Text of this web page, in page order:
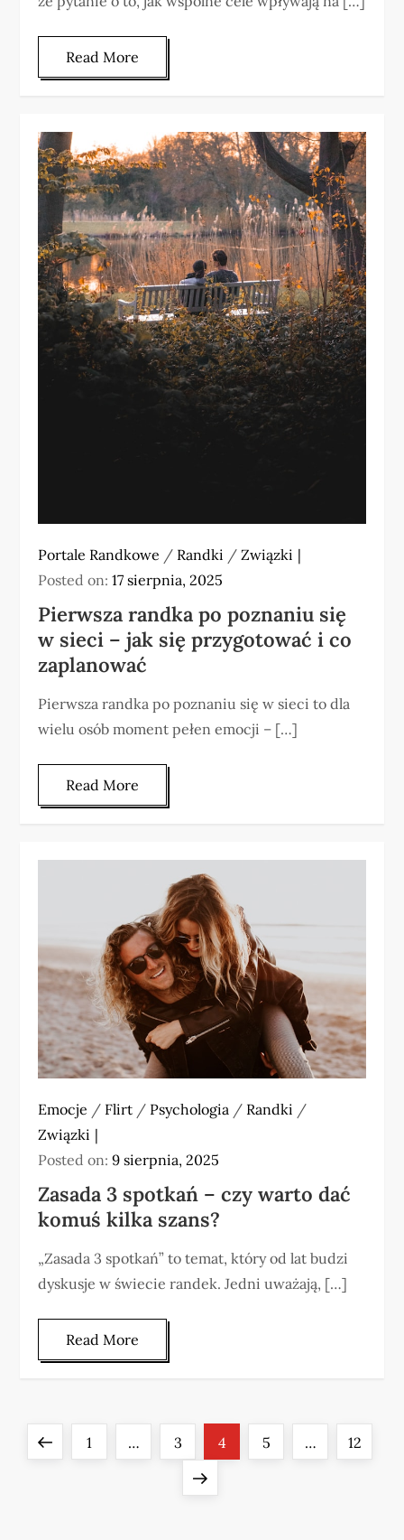
Read More
Portale Randkowe / Randki /Związki
Posted on:17 sierpnia, 2025
Pierwsza randka po poznaniu się
w sieci – jak się przygotować i co
zaplanować
Pierwsza randka po poznaniu się w sieci to dla
wielu osób moment pełen emocji – […]
Read More
Emocje / Flirt / Psychologia / Randki /
Związki
Posted on:9 sierpnia, 2025
Zasada 3 spotkań – czy warto dać
komuś kilka szans?
„Zasada 3 spotkań” to temat, który od lat budzi
dyskusje w świecie randek. Jedni uważają, […]
Read More
Previous
Page
1 … Page
3 Page
4 Page
5 … Page
12
Next